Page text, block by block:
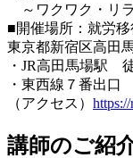
～ワクワク・リ
■開催場所：就労
東京都新宿区高田
・JR高田馬場駅
・東西線７番出口
（アクセス）
講師のご紹